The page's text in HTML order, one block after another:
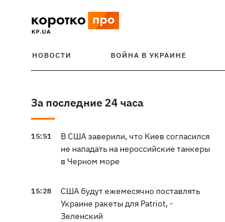
НОВОСТИ ВОЙНА В УКРАИНЕ
За последние 24 часа
15:51
В США заверили, что Киев согласился
не нападать на нероссийские танкеры
в Черном море
15:28
США будут ежемесячно поставлять
Украине ракеты для Patriot, -
Зеленский